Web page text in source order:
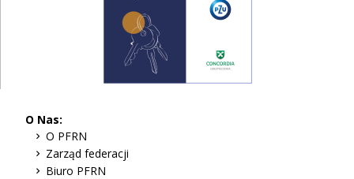
O Nas:
O PFRN
Zarząd federacji
Biuro PFRN